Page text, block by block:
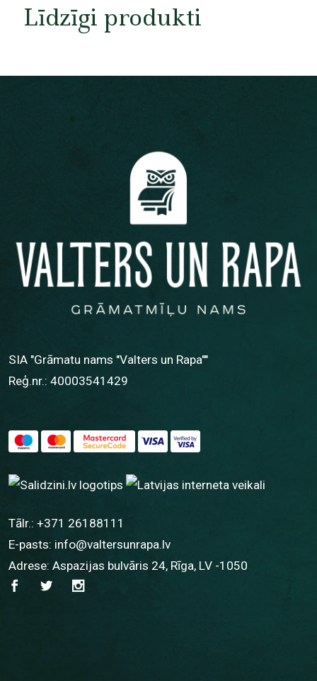
Līdzīgi produkti
SIA "Grāmatu nams "Valters un Rapa""
Reģ.nr.: 40003541429
Tālr.: +371 26188111
E-pasts: info@valtersunrapa.lv
Adrese: Aspazijas bulvāris 24, Rīga, LV -1050